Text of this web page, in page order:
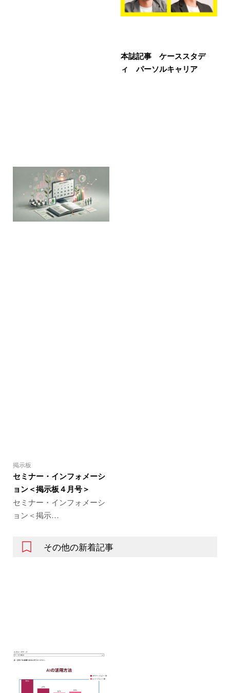
掲示板
セミナー・インフォメーシ
ョン＜掲示板４月号＞
セミナー・インフォメーシ
ョン＜掲示…
本誌記事 ケーススタデ
ィ パーソルキャリア
その他の新着記事